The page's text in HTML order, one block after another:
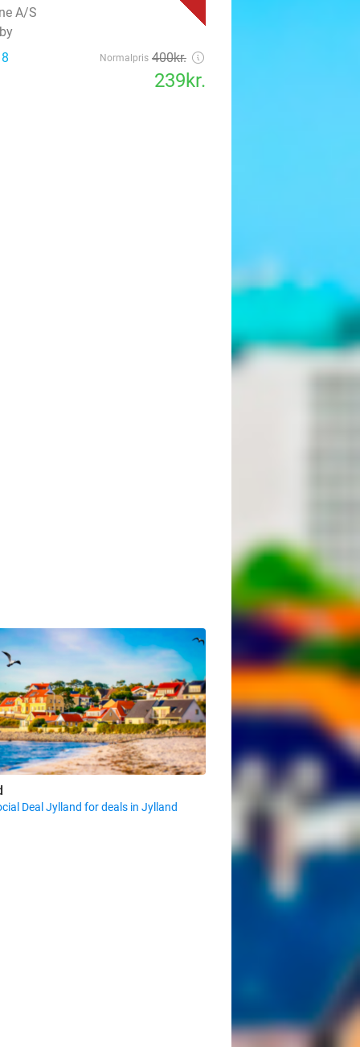
A/S
Normalpris 400kr.
239kr.
Deal Jylland for deals in Jylland